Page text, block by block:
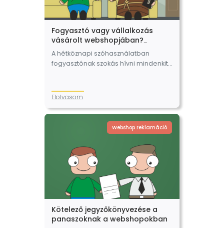
Fogyasztó vagy vállalkozás
vásárolt webshopjában?
Megnézzük mi a kettő között a
különbség.
A hétköznapi szóhasználatban
fogyasztónak szokás hívni mindenkit,
annak, hogy sokszor
üzemeltető is abban, hogy
Elolvasom
Webshop reklamáció
Kötelező jegyzőkönyvezése a
panaszoknak a webshopokban